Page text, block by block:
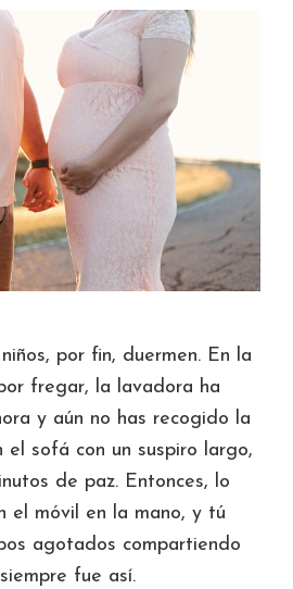
por fin, duermen. En la
fregar, la lavadora ha
y aún no has recogido la
el sofá con un suspiro largo,
de paz. Entonces, lo
el móvil en la mano, y tú
agotados compartiendo
fue así.